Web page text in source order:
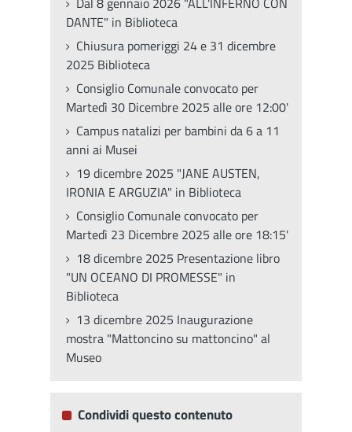
DANTE" in Biblioteca
Chiusura pomeriggi 24 e 31 dicembre
2025 Biblioteca
Consiglio Comunale convocato per
Martedì 30 Dicembre 2025 alle ore 12:00'
Campus natalizi per bambini da 6 a 11
anni ai Musei
19 dicembre 2025 "JANE AUSTEN,
IRONIA E ARGUZIA" in Biblioteca
Consiglio Comunale convocato per
Martedì 23 Dicembre 2025 alle ore 18:15'
18 dicembre 2025 Presentazione libro
"UN OCEANO DI PROMESSE" in
Biblioteca
13 dicembre 2025 Inaugurazione
mostra "Mattoncino su mattoncino" al
Museo
Condividi questo contenuto